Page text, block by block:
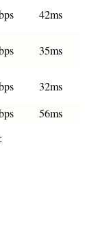
42ms
35ms
32ms
56ms